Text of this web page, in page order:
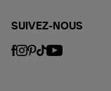
SUIVEZ-NOUS